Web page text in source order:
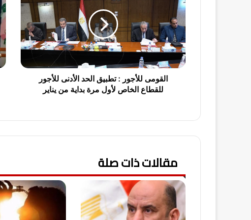
ق
و
م
ى
ل
ل
أ
ت
ل
ح
د
ا
القومى للأجور : تطبيق الحد الأدنى للأجور
للقطاع الخاص لأول مرة بداية من يناير
ط
ر
ي
ا
ل
ر
ن
ة
ا
ر
مقالات ذات صلة